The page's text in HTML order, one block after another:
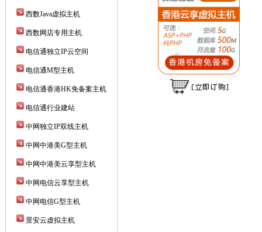
西数Java虚拟主机
西数网店专用主机
电信通独立IP云空间
电信通M型主机
电信通香港HK免备案主机
电信通行业建站
中网独立IP双线主机
中网中港美G型主机
中网中港美云享型主机
中网电信云享型主机
中网电信G型主机
景安云虚拟主机